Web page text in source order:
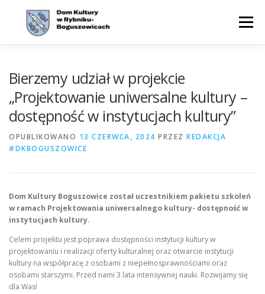
Menu
OFERTA CYKLE O NAS KONTAKT BIP
Bierzemy udział w projekcie
„Projektowanie uniwersalne kultury –
dostępność w instytucjach kultury”
OPUBLIKOWANO 13 CZERWCA, 2024 PRZEZ REDAKCJA
#DKBOGUSZOWICE
Dom Kultury Boguszowice został uczestnikiem pakietu szkoleń
w ramach Projektowania uniwersalnego kultury- dostępność w
instytucjach kultury.
Celem projektu jest poprawa dostępności instytucji kultury w
projektowaniu i realizacji oferty kulturalnej oraz otwarcie instytucji
kultury na współpracę z osobami z niepełnosprawnościami oraz
osobami starszymi. Przed nami 3 lata intensywnej nauki. Rozwijamy się
dla Was!